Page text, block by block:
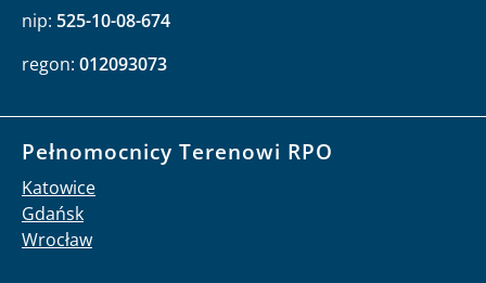
nip: 525-10-08-674
regon: 012093073
Pełnomocnicy Terenowi RPO
Katowice
Gdańsk
Wrocław